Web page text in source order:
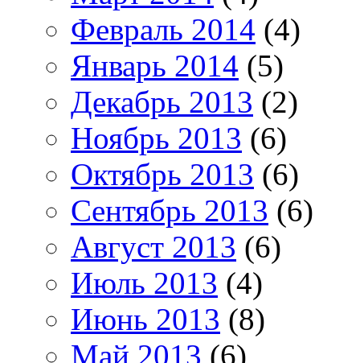
Февраль 2014 (4)
Январь 2014 (5)
Декабрь 2013 (2)
Ноябрь 2013 (6)
Октябрь 2013 (6)
Сентябрь 2013 (6)
Август 2013 (6)
Июль 2013 (4)
Июнь 2013 (8)
Май 2013 (6)